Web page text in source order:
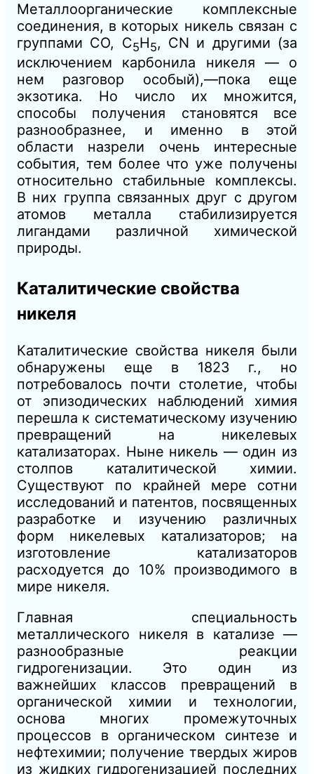
Металлоорганические комплексные
соединения, в которых никель связан с
группами СО, С5Н5, CN и другими (за
исключением карбонила никеля — о
нем разговор особый),—пока еще
экзотика. Но число их множится,
способы получения становятся все
разнообразнее, и именно в этой
области назрели очень интересные
события, тем более что уже получены
относительно стабильные комплексы.
В них группа связанных друг с другом
атомов металла стабилизируется
лигандами различной химической
природы.
Каталитические свойства
никеля
Каталитические свойства никеля были
обнаружены еще в 1823 г., но
потребовалось почти столетие, чтобы
от эпизодических наблюдений химия
перешла к систематическому изучению
превращений на никелевых
катализаторах. Ныне никель — один из
столпов каталитической химии.
Существуют по крайней мере сотни
исследований и патентов, посвященных
разработке и изучению различных
форм никелевых катализаторов; на
изготовление катализаторов
расходуется до 10% производимого в
мире никеля.
Главная специальность
металлического никеля в катализе —
разнообразные реакции
гидрогенизации. Это один из
важнейших классов превращений в
органической химии и технологии,
основа многих промежуточных
процессов в органическом синтезе и
нефтехимии; получение твердых жиров
из жидких гидрогенизацией последних